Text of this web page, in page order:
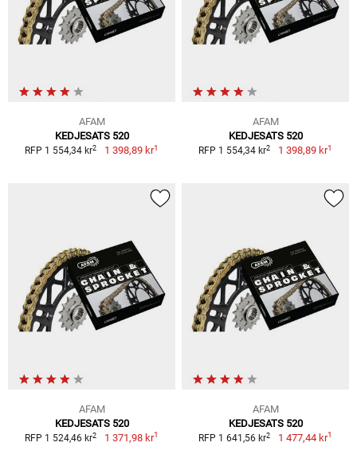
AFAM
KEDJESATS 520
RFP 1 554,34 kr2 1 398,89 kr1
AFAM
KEDJESATS 520
RFP 1 554,34 kr2 1 398,89 kr1
AFAM
KEDJESATS 520
RFP 1 524,46 kr2 1 371,98 kr1
AFAM
KEDJESATS 520
RFP 1 641,56 kr2 1 477,44 kr1